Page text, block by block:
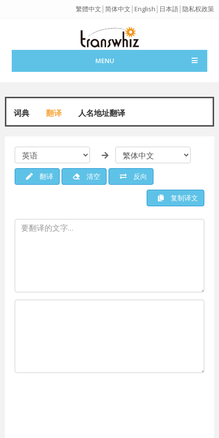
繁體中文 简体中文 English 日本語 隐私权政策
MENU
词典 翻译 人名地址翻译
翻译 清空 反向
复制译文